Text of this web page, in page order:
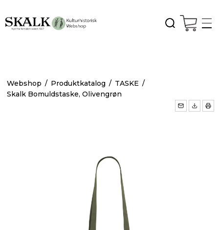
Webshop / Produktkatalog / TASKE /
Skalk Bomuldstaske, Olivengrøn